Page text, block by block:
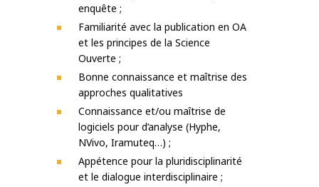
enquête ;
Familiarité avec la publication en OA
et les principes de la Science
Ouverte ;
Bonne connaissance et maîtrise des
approches qualitatives
Connaissance et/ou maîtrise de
logiciels pour d’analyse (Hyphe,
NVivo, Iramuteq…) ;
Appétence pour la pluridisciplinarité
et le dialogue interdisciplinaire ;